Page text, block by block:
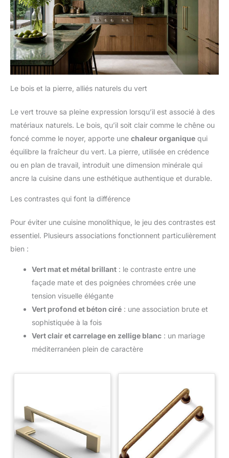
Le bois et la pierre, alliés naturels du vert
Le vert trouve sa pleine expression lorsqu’il est associé à des
matériaux naturels. Le bois, qu’il soit clair comme le chêne ou
foncé comme le noyer, apporte une chaleur organique qui
équilibre la fraîcheur du vert. La pierre, utilisée en crédence
ou en plan de travail, introduit une dimension minérale qui
ancre la cuisine dans une esthétique authentique et durable.
Les contrastes qui font la différence
Pour éviter une cuisine monolithique, le jeu des contrastes est
essentiel. Plusieurs associations fonctionnent particulièrement
bien :
Vert mat et métal brillant : le contraste entre une
façade mate et des poignées chromées crée une
tension visuelle élégante
Vert profond et béton ciré : une association brute et
sophistiquée à la fois
Vert clair et carrelage en zellige blanc : un mariage
méditerranéen plein de caractère